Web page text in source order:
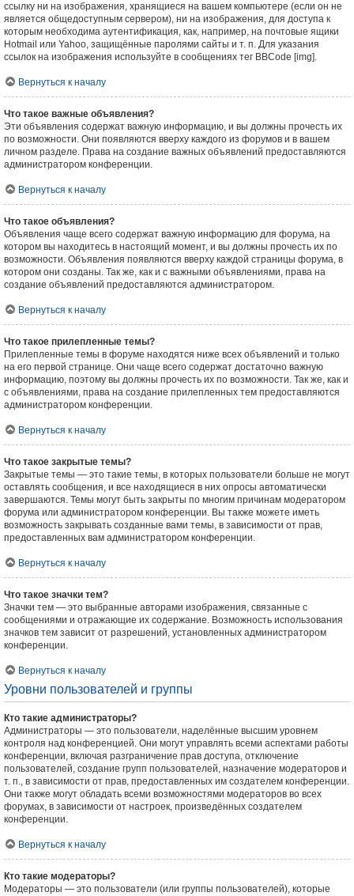
ссылку ни на изображения, хранящиеся на вашем компьютере (если он не
является общедоступным сервером), ни на изображения, для доступа к
которым необходима аутентификация, как, например, на почтовые ящики
Hotmail или Yahoo, защищённые паролями сайты и т. п. Для указания
ссылок на изображения используйте в сообщениях тег BBCode [img].
Вернуться к началу
Что такое важные объявления?
Эти объявления содержат важную информацию, и вы должны прочесть их
по возможности. Они появляются вверху каждого из форумов и в вашем
личном разделе. Права на создание важных объявлений предоставляются
администратором конференции.
Вернуться к началу
Что такое объявления?
Объявления чаще всего содержат важную информацию для форума, на
котором вы находитесь в настоящий момент, и вы должны прочесть их по
возможности. Объявления появляются вверху каждой страницы форума, в
котором они созданы. Так же, как и с важными объявлениями, права на
создание объявлений предоставляются администратором.
Вернуться к началу
Что такое прилепленные темы?
Прилепленные темы в форуме находятся ниже всех объявлений и только
на его первой странице. Они чаще всего содержат достаточно важную
информацию, поэтому вы должны прочесть их по возможности. Так же, как и
с объявлениями, права на создание прилепленных тем предоставляются
администратором конференции.
Вернуться к началу
Что такое закрытые темы?
Закрытые темы — это такие темы, в которых пользователи больше не могут
оставлять сообщения, и все находящиеся в них опросы автоматически
завершаются. Темы могут быть закрыты по многим причинам модератором
форума или администратором конференции. Вы также можете иметь
возможность закрывать созданные вами темы, в зависимости от прав,
предоставленных вам администратором конференции.
Вернуться к началу
Что такое значки тем?
Значки тем — это выбранные авторами изображения, связанные с
сообщениями и отражающие их содержание. Возможность использования
значков тем зависит от разрешений, установленных администратором
конференции.
Вернуться к началу
Уровни пользователей и группы
Кто такие администраторы?
Администраторы — это пользователи, наделённые высшим уровнем
контроля над конференцией. Они могут управлять всеми аспектами работы
конференции, включая разграничение прав доступа, отключение
пользователей, создание групп пользователей, назначение модераторов и
т. п., в зависимости от прав, предоставленных им создателем конференции.
Они также могут обладать всеми возможностями модераторов во всех
форумах, в зависимости от настроек, произведённых создателем
конференции.
Вернуться к началу
Кто такие модераторы?
Модераторы — это пользователи (или группы пользователей), которые